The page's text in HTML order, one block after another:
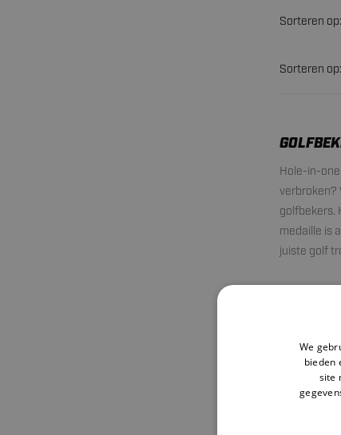
Sorteren op:
Sorteren op:
Hole-in-
verbroken?
golfbekers.
medaille is
juiste golf
Bij
golf
prijsbeker
Op onze
het eind
We
bieden
site